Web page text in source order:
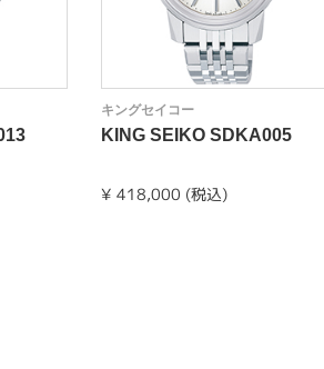
キングセイコー
KING SEIKO SDKA005
¥ 418,000 (税込)